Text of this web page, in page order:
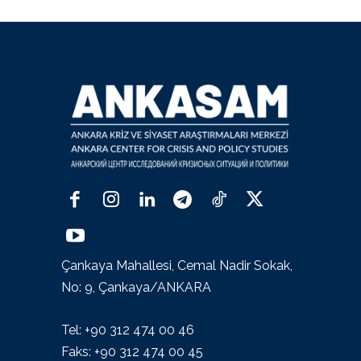
Çankaya Mahallesi, Cemal Nadir Sokak,
No: 9, Çankaya/ANKARA
Tel: +90 312 474 00 46
Faks: +90 312 474 00 45